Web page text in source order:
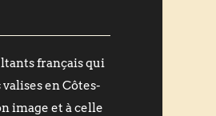
français qui
en Côtes-
image et à celle